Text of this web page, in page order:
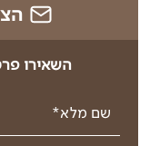
השאירו
שם מלא*